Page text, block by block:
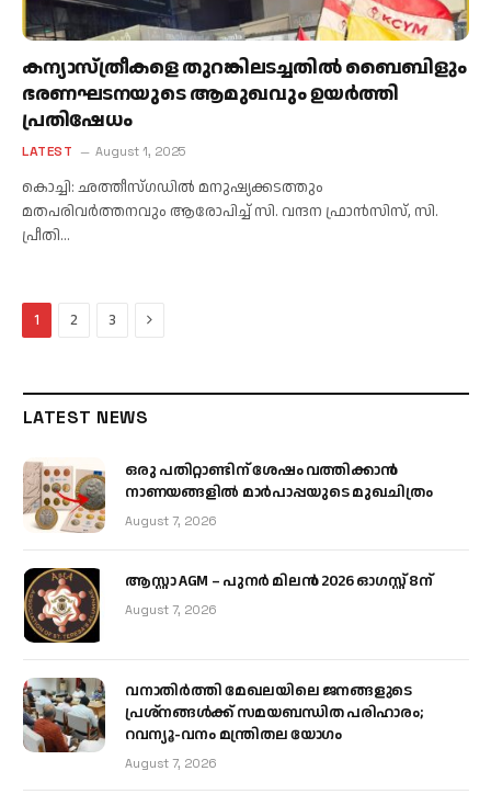
കന്യാസ്ത്രീകളെ തുറങ്കിലടച്ചതിൽ ബൈബിളും
ഭരണഘടനയുടെ ആമുഖവും ഉയർത്തി
പ്രതിഷേധം
LATEST August 1, 2025
കൊച്ചി: ഛത്തീസ്ഗഡിൽ മനുഷ്യക്കടത്തും
മതപരിവർത്തനവും ആരോപിച്ച് സി. വന്ദന ഫ്രാൻസിസ്, സി.
പ്രീതി…
1 2 3 Next
LATEST NEWS
ഒരു പതിറ്റാണ്ടിന് ശേഷം വത്തിക്കാൻ
നാണയങ്ങളിൽ മാർപാപ്പയുടെ മുഖചിത്രം
August 7, 2026
ആസ്റ്റാ AGM – പുനർ മിലൻ 2026 ഓഗസ്റ്റ് 8ന്
August 7, 2026
വനാതിർത്തി മേഖലയിലെ ജനങ്ങളുടെ
പ്രശ്നങ്ങൾക്ക് സമയബന്ധിത പരിഹാരം;
റവന്യൂ-വനം മന്ത്രിതല യോഗം
August 7, 2026